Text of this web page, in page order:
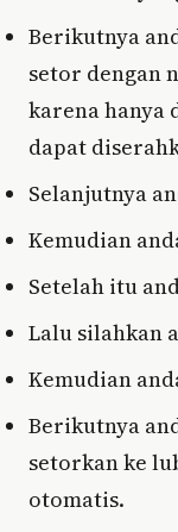
Berikutnya
setor dengan
karena hanya
dapat
Selanjutnya
Kemudian
Setelah itu
Lalu silahkan
Kemudian
Berikutnya
setorkan ke
otomatis.